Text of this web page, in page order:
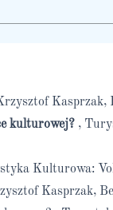
kulturowej? ,
Kulturowa:
Kasprzak,